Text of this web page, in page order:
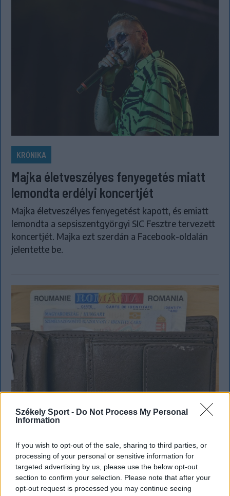
Székely Sport - Do Not Process My Personal
Information
If you wish to opt-out of the sale, sharing to third parties, or
processing of your personal or sensitive information for
targeted advertising by us, please use the below opt-out
section to confirm your selection. Please note that after your
opt-out request is processed you may continue seeing
KRÓNIKA
Majka életveszélyes fenyegetés miatt
lemondta erdélyi koncertjét
Majka életveszélyes fenyegetést kapott, és emiatt
lemondta a sepsiszentgyörgyi SIC Fesztre tervezett
koncertjét. Majka ezt szerdán a Facebook-oldalán
jelentette be.
KRÓNIKA
Miért félnek a kettős állampolgároktól?